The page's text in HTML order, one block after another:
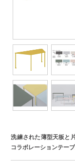
洗練された薄型天板と
コラボレーションテーブ